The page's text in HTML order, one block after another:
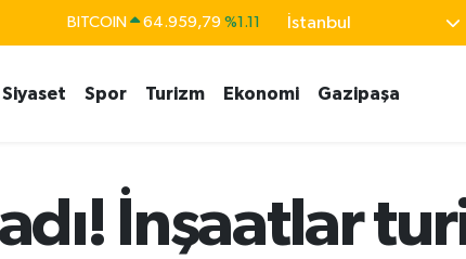
BITCOIN 64.959,79 %1.11
EURO 55,2510 %0.32
BİST100 13.779 %-14
İstanbul
Siyaset Spor Turizm Ekonomi Gazipaşa
İnşaatlar